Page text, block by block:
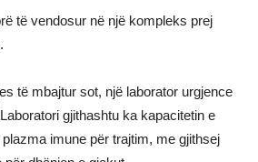
të vendosur në një kompleks prej
të mbajtur sot, një laborator urgjence
gjithashtu ka kapacitetin e
imune për trajtim, me gjithsej